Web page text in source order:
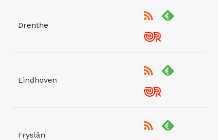
Drenthe
Eindhoven
Fryslân